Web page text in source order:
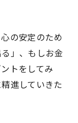
の安定のため
」、もしお金
トをしてみ
進していきた